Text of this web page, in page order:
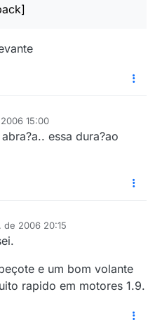
15:00
essa dura?ao
de 2006 20:15
jan. de 2006 15:16
e um bom volante
rapido em motores 1.9.